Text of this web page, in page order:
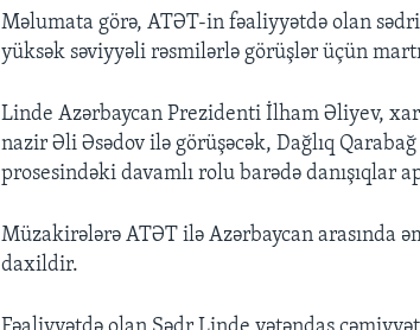
Məlumata görə, ATƏT-in fəaliyyətdə olan
yüksək səviyyəli rəsmilərlə görüşlər üçün
Linde Azərbaycan Prezidenti İlham Əliyev,
nazir Əli Əsədov ilə görüşəcək, Dağlıq
prosesindəki davamlı rolu barədə danışıqlar
Müzakirələrə ATƏT ilə Azərbaycan arasında
daxildir.